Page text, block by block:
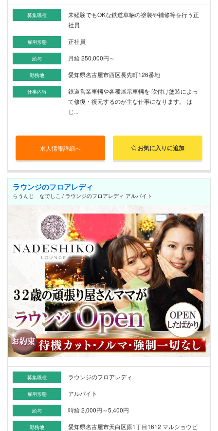
募集職種
未経験でもOKな鉄道車輛の塗装や補修等を行う正
社員
雇用形態 正社員
給与 月給 250,000円～
勤務地 愛知県名古屋市西区長先町126番地
仕事内容
鉄道営業車輛や各種展示車輛を 吹付け塗装によっ
て修復・復元するのが主な仕事になります。 は
じ...
求人情報詳細へ お気に入りに追加
ラウンジのフロアレディ
らうんじ なでしこ / ラウンジのフロアレディ アルバイト
募集職種 ラウンジのフロアレディ
雇用形態 アルバイト
給与 時給 2,000円～5,400円
勤務地
愛知県名古屋市天白区原1丁目1612 マルショウビ